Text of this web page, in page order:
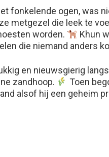
fonkelende ogen, was
metgezel die leek te
worden.
Khun
die niemand anders
en nieuwsgierig
zandhoop.
Toen
alsof hij een geheim